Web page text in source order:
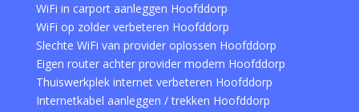
WiFi in carport aanleggen Hoofddorp
WiFi op zolder verbeteren Hoofddorp
Slechte WiFi van provider oplossen Hoofddorp
Eigen router achter provider modem Hoofddorp
Thuiswerkplek internet verbeteren Hoofddorp
Internetkabel aanleggen / trekken Hoofddorp